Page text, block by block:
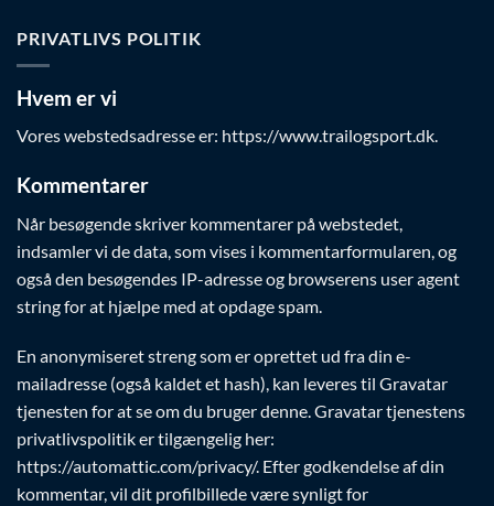
PRIVATLIVS POLITIK
Hvem er vi
Vores webstedsadresse er: https://www.trailogsport.dk.
Kommentarer
Når besøgende skriver kommentarer på webstedet,
indsamler vi de data, som vises i kommentarformularen, og
også den besøgendes IP-adresse og browserens user agent
string for at hjælpe med at opdage spam.
En anonymiseret streng som er oprettet ud fra din e-
mailadresse (også kaldet et hash), kan leveres til Gravatar
tjenesten for at se om du bruger denne. Gravatar tjenestens
privatlivspolitik er tilgængelig her:
https://automattic.com/privacy/. Efter godkendelse af din
kommentar, vil dit profilbillede være synligt for